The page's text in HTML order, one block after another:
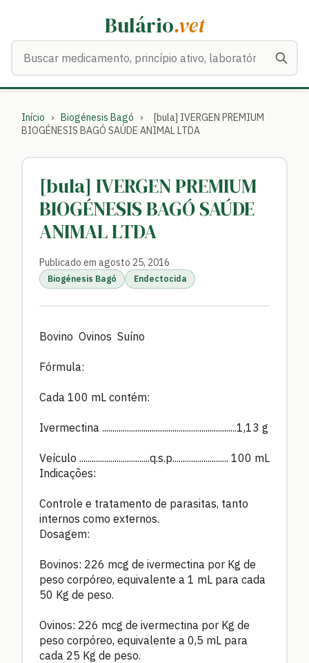
Bulário.vet
Início › Biogénesis Bagó ›
[bula] IVERGEN PREMIUM
BIOGÉNESIS BAGÓ SAÚDE ANIMAL LTDA
[bula] IVERGEN PREMIUM
BIOGÉNESIS BAGÓ SAÚDE
ANIMAL LTDA
Publicado em agosto 25, 2016
Biogénesis Bagó Endectocida
Bovino Ovinos Suíno
Fórmula:
Cada 100 mL contém:
Ivermectina .................................................................1,13 g
Veículo ..................................q.s.p........................... 100 mL
Indicações:
Controle e tratamento de parasitas, tanto
internos como externos.
Dosagem:
Bovinos: 226 mcg de ivermectina por Kg de
peso corpóreo, equivalente a 1 mL para cada
50 Kg de peso.
Ovinos: 226 mcg de ivermectina por Kg de
peso corpóreo, equivalente a 0,5 mL para
cada 25 Kg de peso.